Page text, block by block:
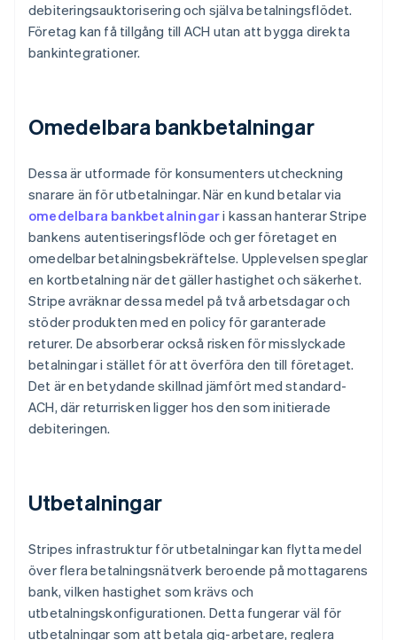
debiteringsauktorisering och själva betalningsflödet.
Företag kan få tillgång till ACH utan att bygga direkta
bankintegrationer.
Omedelbara bankbetalningar
Dessa är utformade för konsumenters utcheckning
snarare än för utbetalningar. När en kund betalar via
omedelbara bankbetalningari kassan hanterar Stripe
bankens autentiseringsflöde och ger företaget en
omedelbar betalningsbekräftelse. Upplevelsen speglar
en kortbetalning när det gäller hastighet och säkerhet.
Stripe avräknar dessa medel på två arbetsdagar och
stöder produkten med en policy för garanterade
returer. De absorberar också risken för misslyckade
betalningar i stället för att överföra den till företaget.
Det är en betydande skillnad jämfört med standard-
ACH, där returrisken ligger hos den som initierade
debiteringen.
Utbetalningar
Stripes infrastruktur för utbetalningar kan flytta medel
över flera betalningsnätverk beroende på mottagarens
bank, vilken hastighet som krävs och
utbetalningskonfigurationen. Detta fungerar väl för
utbetalningar som att betala gig-arbetare, reglera